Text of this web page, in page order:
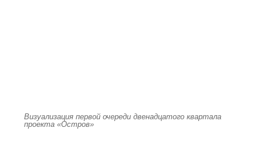
Визуализация первой очереди двенадцатого квартала
проекта «Остров»